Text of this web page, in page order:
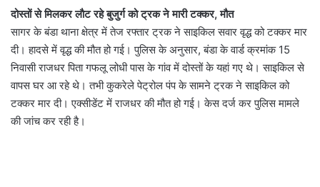
दोस्तों से मिलकर लाैट रहे बुजुर्ग को ट्रक ने मारी टक्कर, मौत
सागर के बंडा थाना क्षेत्र में तेज रफ्तार ट्रक ने साइकिल सवार वृद्ध को टक्कर मार
दी। हादसे में वृद्ध की मौत हो गई। पुलिस के अनुसार, बंडा के वार्ड क्रमांक 15
निवासी राजधर पिता गफलू लोधी पास के गांव में दोस्तों के यहां गए थे। साइकिल से
वापस घर आ रहे थे। तभी कुकरेले पेट्रोल पंप के सामने ट्रक ने साइकिल को
टक्कर मार दी। एक्सीडेंट में राजधर की मौत हो गई। केस दर्ज कर पुलिस मामले
की जांच कर रही है।